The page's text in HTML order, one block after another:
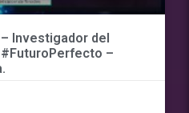
Investigador del
–